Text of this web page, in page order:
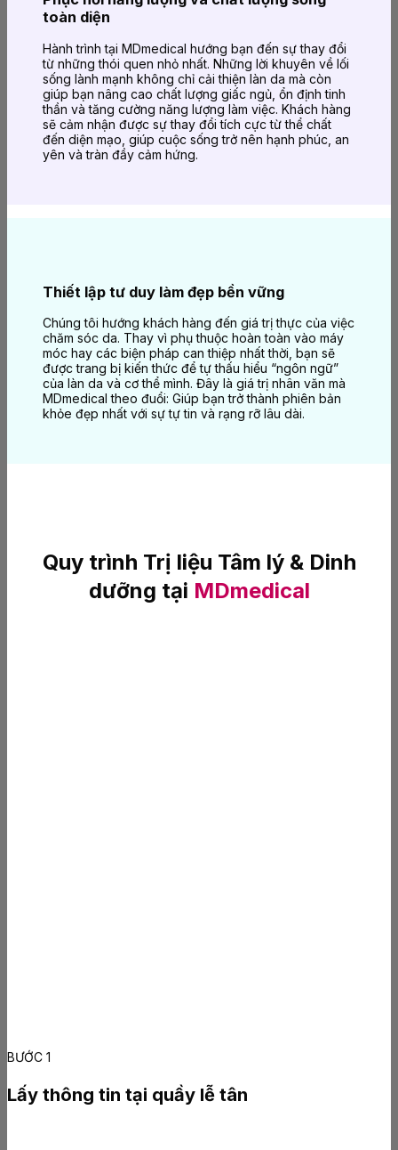
toàn diện
Hành trình tại MDmedical hướng bạn đến sự thay đổi
từ những thói quen nhỏ nhất. Những lời khuyên về lối
sống lành mạnh không chỉ cải thiện làn da mà còn
giúp bạn nâng cao chất lượng giấc ngủ, ổn định tinh
thần và tăng cường năng lượng làm việc. Khách hàng
sẽ cảm nhận được sự thay đổi tích cực từ thể chất
đến diện mạo, giúp cuộc sống trở nên hạnh phúc, an
yên và tràn đầy cảm hứng.
Thiết lập tư duy làm đẹp bền vững
Chúng tôi hướng khách hàng đến giá trị thực của việc
chăm sóc da. Thay vì phụ thuộc hoàn toàn vào máy
móc hay các biện pháp can thiệp nhất thời, bạn sẽ
được trang bị kiến thức để tự thấu hiểu “ngôn ngữ”
của làn da và cơ thể mình. Đây là giá trị nhân văn mà
MDmedical theo đuổi: Giúp bạn trở thành phiên bản
khỏe đẹp nhất với sự tự tin và rạng rỡ lâu dài.
Quy trình Trị liệu Tâm lý & Dinh
dưỡng tại MDmedical
BƯỚC 1
Lấy thông tin tại quầy lễ tân